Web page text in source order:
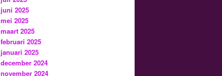
juni 2025
mei 2025
maart 2025
februari 2025
januari 2025
december 2024
november 2024